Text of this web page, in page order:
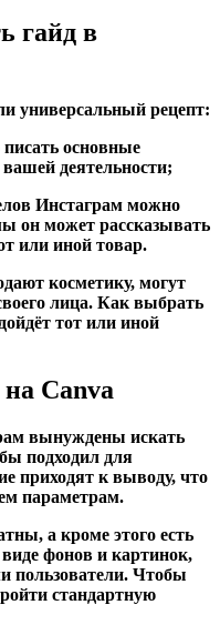
гайд в
универсальный рецепт:
основные
деятельности;
Инстаграм можно
он может рассказывать
или иной товар.
косметику, могут
лица. Как выбрать
тот или иной
Canva
вынуждены искать
подходил для
приходят к выводу, что
параметрам.
а кроме этого есть
фонов и картинок,
пользователи. Чтобы
стандартную